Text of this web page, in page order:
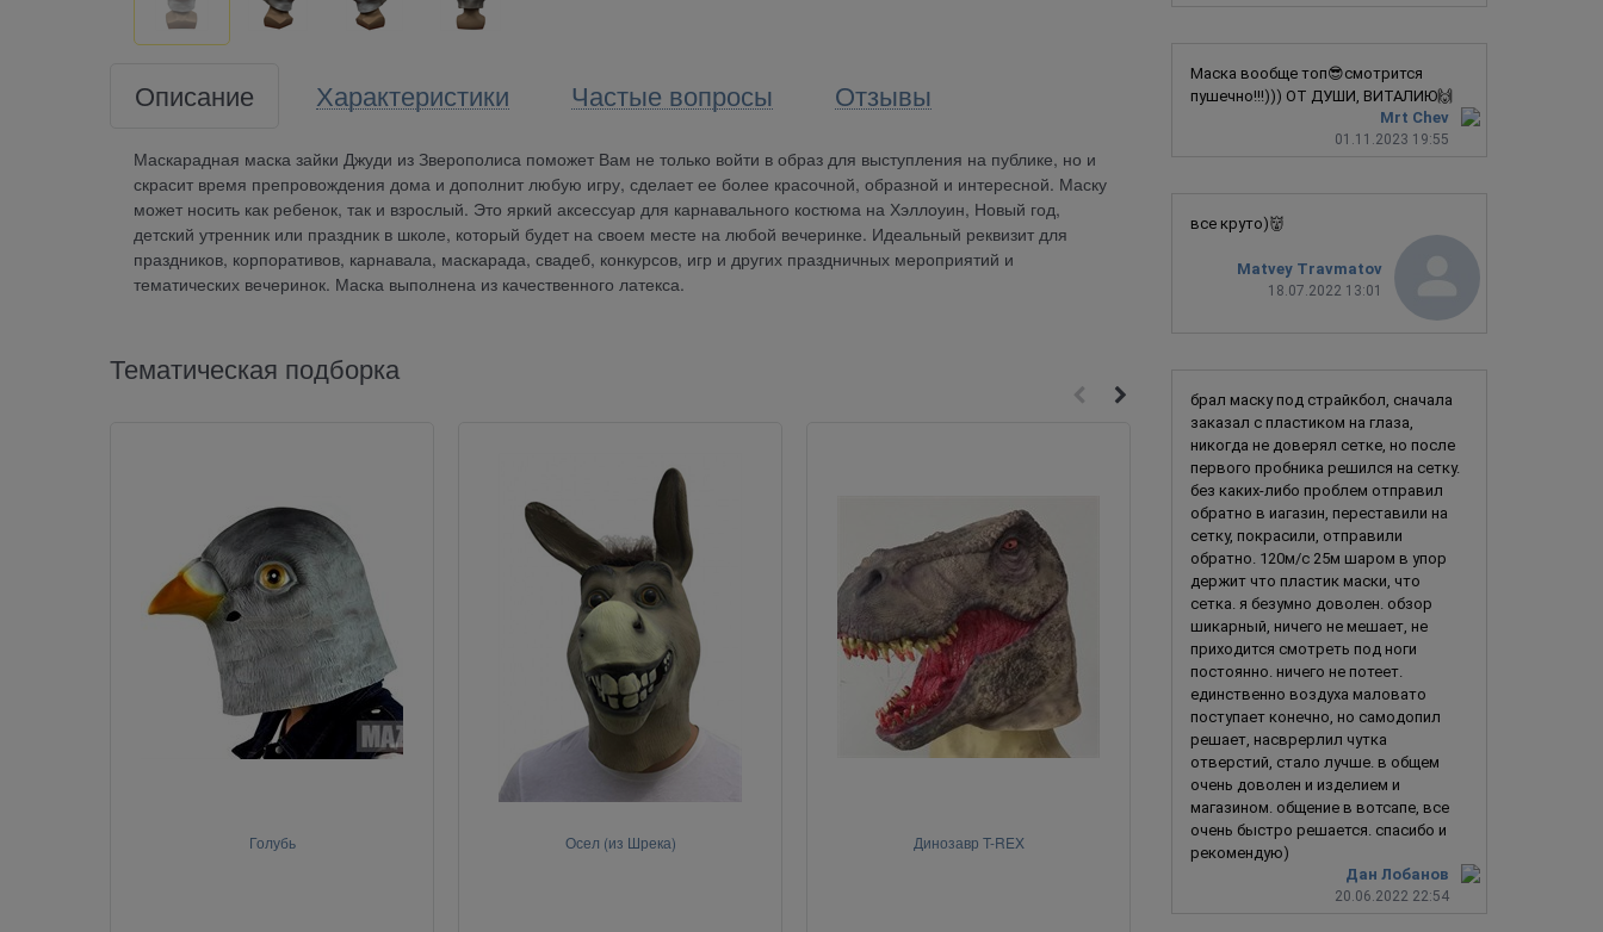
Описание Характеристики Частые вопросы Отзывы
Маскарадная маска зайки Джуди из Зверополиса поможет Вам не только войти в образ для выступления на публике, но и
скрасит время препровождения дома и дополнит любую игру, сделает ее более красочной, образной и интересной. Маску
может носить как ребенок, так и взрослый. Это яркий аксессуар для карнавального костюма на Хэллоуин, Новый год,
детский утренник или праздник в школе, который будет на своем месте на любой вечеринке. Идеальный реквизит для
праздников, корпоративов, карнавала, маскарада, свадеб, конкурсов, игр и других праздничных мероприятий и
тематических вечеринок. Маска выполнена из качественного латекса.
Тематическая подборка
Голубь Осел (из Шрека) Динозавр T-REX Козёл / Коза
Mrt Chev
01.11.2023 19:55
Маска вообще топ😎смотрится
пушечно!!!))) ОТ ДУШИ, ВИТАЛИЮ🙌
Matvey Travmatov
18.07.2022 13:01
все круто)👹
Дан Лобанов
20.06.2022 22:54
брал маску под страйкбол, сначала
заказал с пластиком на глаза,
никогда не доверял сетке, но после
первого пробника решился на сетку.
без каких-либо проблем отправил
обратно в иагазин, переставили на
сетку, покрасили, отправили
обратно. 120м/с 25м шаром в упор
держит что пластик маски, что
сетка. я безумно доволен. обзор
шикарный, ничего не мешает, не
приходится смотреть под ноги
постоянно. ничего не потеет.
единственно воздуха маловато
поступает конечно, но самодопил
решает, насврерлил чутка
отверстий, стало лучше. в общем
очень доволен и изделием и
магазином. общение в вотсапе, все
очень быстро решается. спасибо и
рекомендую)